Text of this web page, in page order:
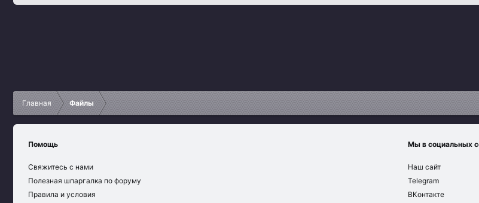
Главная Файлы
Помощь
Свяжитесь с нами
Полезная шпаргалка по форуму
Правила и условия
Мы в социальных
Наш сайт
Telegram
ВКонтакте